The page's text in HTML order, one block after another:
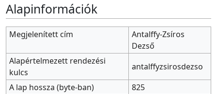
Alapinformációk
Megjelenített cím
Antalffy-Zsíros
Dezső
Alapértelmezett rendezési
kulcs
antalffyzsirosdezso
A lap hossza (byte-ban)
825